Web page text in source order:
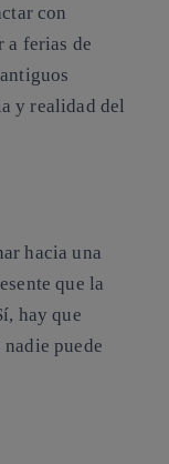
con
a ferias de
y realidad del
hacia una
que la
hay que
puede